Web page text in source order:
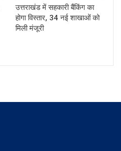
उत्तराखंड में सहकारी बैंकिंग का
होगा विस्तार, 34 नई शाखाओं को
मिली मंजूरी